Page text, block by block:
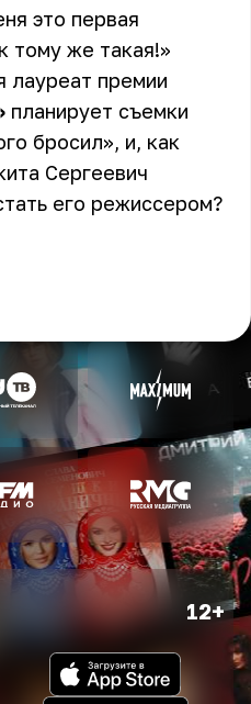
это первая
тому же такая!»
премии
планирует съемки
бросил», и, как
Сергеевич
его режиссером?
12+